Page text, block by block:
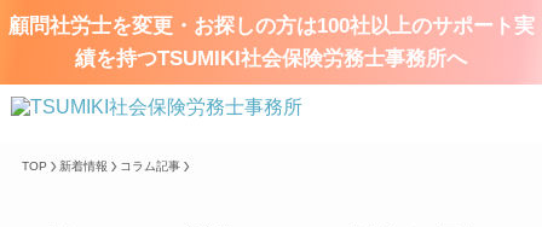
顧問社労士を変更・お探しの方は100社以上のサポート実
績を持つTSUMIKI社会保険労務士事務所へ
TOP 新着情報 コラム記事